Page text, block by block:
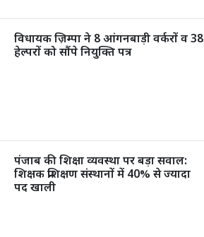
विधायक ज़िम्पा ने 8 आंगनबाड़ी वर्करों व 38
हेल्परों को सौंपे नियुक्ति पत्र
पंजाब की शिक्षा व्यवस्था पर बड़ा सवाल:
शिक्षक प्रशिक्षण संस्थानों में 40% से ज्यादा
पद खाली